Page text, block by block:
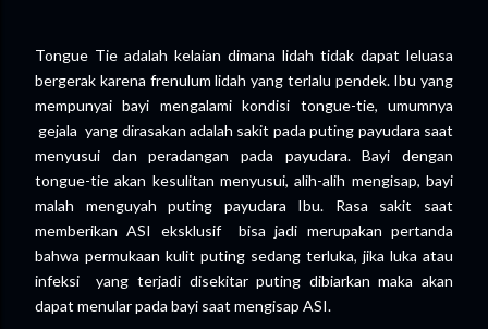
Tongue Tie adalah kelaian dimana lidah tidak dapat leluasa
bergerak karena frenulum lidah yang terlalu pendek. Ibu yang
mempunyai bayi mengalami kondisi tongue-tie, umumnya
gejala yang dirasakan adalah sakit pada puting payudara saat
menyusui dan peradangan pada payudara. Bayi dengan
tongue-tie akan kesulitan menyusui, alih-alih mengisap, bayi
malah menguyah puting payudara Ibu. Rasa sakit saat
memberikan ASI eksklusif bisa jadi merupakan pertanda
bahwa permukaan kulit puting sedang terluka, jika luka atau
infeksi yang terjadi disekitar puting dibiarkan maka akan
dapat menular pada bayi saat mengisap ASI.